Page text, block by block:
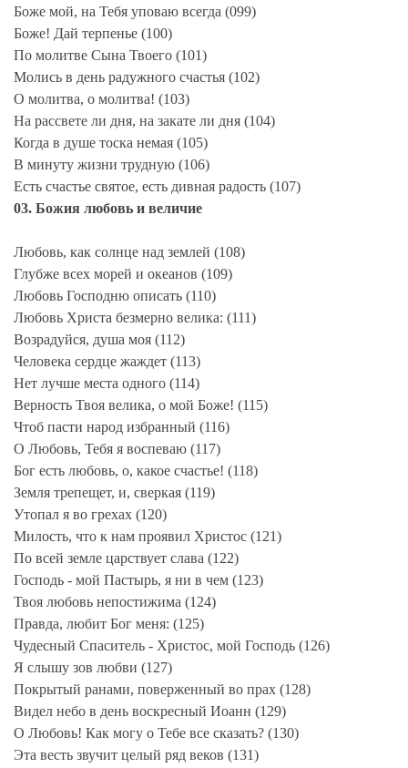
Боже мой, на Тебя уповаю всегда (099)
Боже! Дай терпенье (100)
По молитве Сына Твоего (101)
Молись в день радужного счастья (102)
О молитва, о молитва! (103)
На рассвете ли дня, на закате ли дня (104)
Когда в душе тоска немая (105)
В минуту жизни трудную (106)
Есть счастье святое, есть дивная радость (107)
03. Божия любовь и величие
Любовь, как солнце над землей (108)
Глубже всех морей и океанов (109)
Любовь Господню описать (110)
Любовь Христа безмерно велика: (111)
Возрадуйся, душа моя (112)
Человека сердце жаждет (113)
Нет лучше места одного (114)
Верность Твоя велика, о мой Боже! (115)
Чтоб пасти народ избранный (116)
О Любовь, Тебя я воспеваю (117)
Бог есть любовь, о, какое счастье! (118)
Земля трепещет, и, сверкая (119)
Утопал я во грехах (120)
Милость, что к нам проявил Христос (121)
По всей земле царствует слава (122)
Господь - мой Пастырь, я ни в чем (123)
Твоя любовь непостижима (124)
Правда, любит Бог меня: (125)
Чудесный Спаситель - Христос, мой Господь (126)
Я слышу зов любви (127)
Покрытый ранами, поверженный во прах (128)
Видел небо в день воскресный Иоанн (129)
О Любовь! Как могу о Тебе все сказать? (130)
Эта весть звучит целый ряд веков (131)